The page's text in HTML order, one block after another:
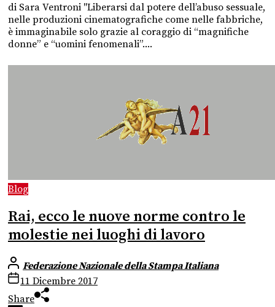
di Sara Ventroni "Liberarsi dal potere dell’abuso sessuale,
nelle produzioni cinematografiche come nelle fabbriche,
è immaginabile solo grazie al coraggio di “magnifiche
donne” e “uomini fenomenali”....
Blog
Rai, ecco le nuove norme contro le
molestie nei luoghi di lavoro
Federazione Nazionale della Stampa Italiana
11 Dicembre 2017
Share